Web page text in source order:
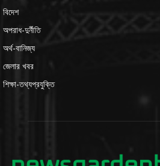
বিদেশ
অপরাধ-দুর্নীতি
অর্থ-বানিজ্য
জেলার খবর
শিক্ষা-তথ্যপ্রযুক্তি